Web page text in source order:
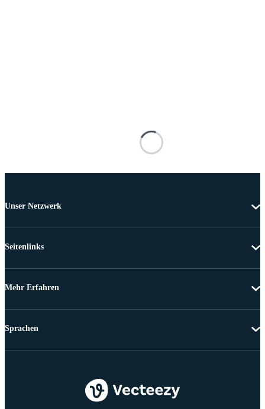
Unser Netzwerk
Seitenlinks
Mehr Erfahren
Sprachen